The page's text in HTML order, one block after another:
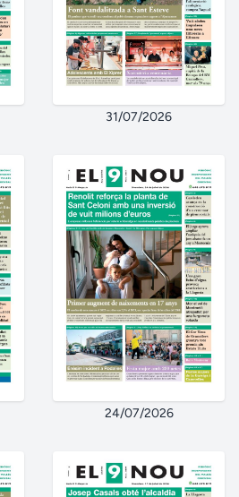
31/07/2026
24/07/2026